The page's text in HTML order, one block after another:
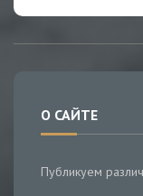
О САЙТЕ
Публикуем